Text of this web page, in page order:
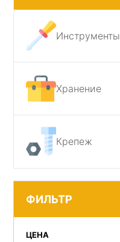
Инструменты
Хранение
Крепеж
ФИЛЬТР
ЦЕНА